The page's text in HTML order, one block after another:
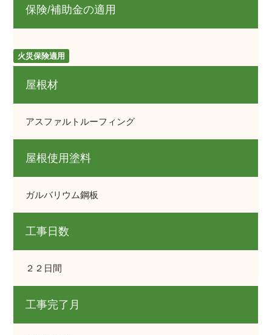
保険/補助金の適用
火災保険適用
屋根材
アスファルトルーフィング
屋根使用塗料
ガルバリウム鋼板
工事日数
２２日間
工事完了月